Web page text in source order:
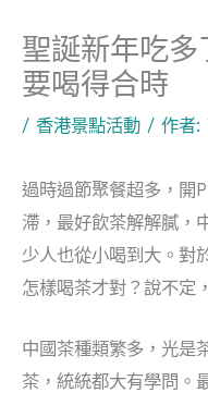
聖誕新年吃
要喝得合時
/ 香港景點活動 / 作者:
過時過節聚餐超多，開
滯，最好飲茶解解膩，
少人也從小喝到大。對
怎樣喝茶才對？說不定
中國茶種類繁多，光是
茶，統統都大有學問。